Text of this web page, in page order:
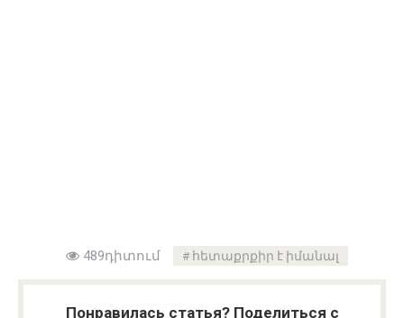
489դիտում հետաքրքիր է իմանալ
Понравилась статья? Поделиться с